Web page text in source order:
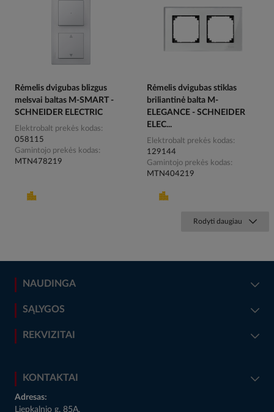
Rėmelis dvigubas blizgus
melsvai baltas M-SMART -
SCHNEIDER ELECTRIC
Elektrobalt prekės kodas
058115
Gamintojo prekės kodas
MTN478219
Rėmelis dvigubas stiklas
briliantinė balta M-
ELEGANCE - SCHNEIDER
ELEC...
Elektrobalt prekės kodas
129144
Gamintojo prekės kodas
MTN404219
Rodyti daugiau
NAUDINGA
SĄLYGOS
REKVIZITAI
KONTAKTAI
Adresas:
Liepkalnio g. 85A,